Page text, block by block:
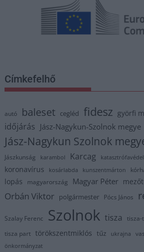
Címkefelhő
autó baleset cegléd fidesz györfi
időjárás Jász-Nagykun-Szolnok megye
Jász-Nagykun Szolnok
Jászkunság karambol Karcag
koronavírus kosárlabda kunszentmárton
lopás magyarország Magyar Péter
Orbán Viktor polgármester Pócs János
Szalay Ferenc Szolnok tisza tisza-
tisza part törökszentmiklós tűz ukrajna
önkormányzat